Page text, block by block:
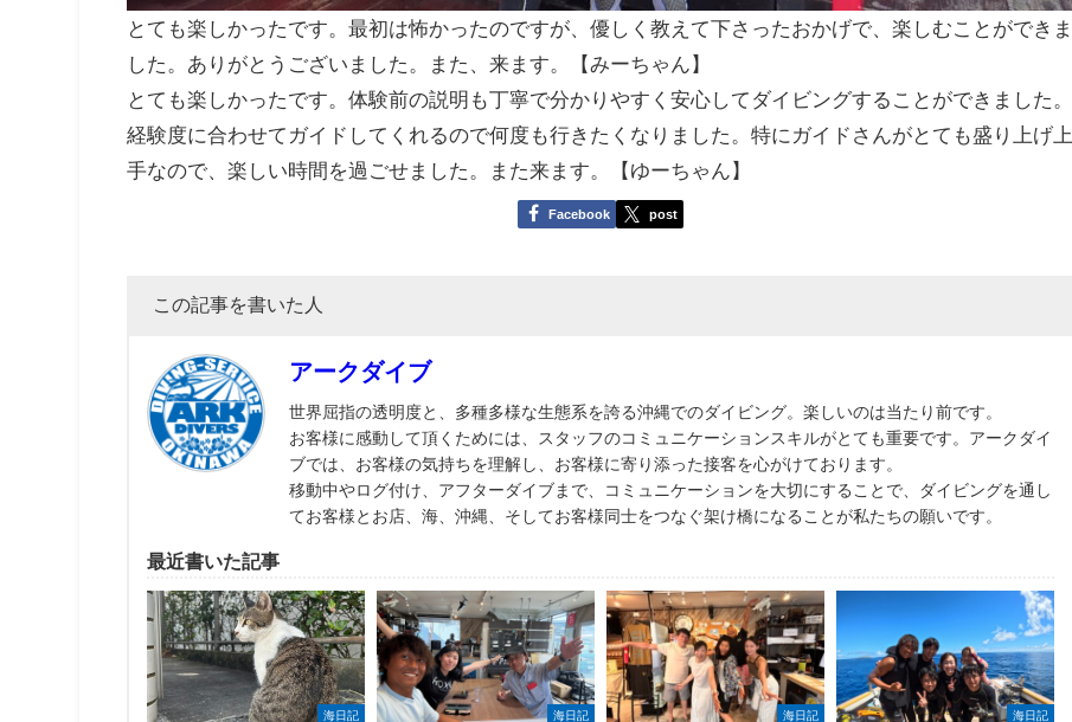
とても楽しかったです。最初は怖かったのですが、優しく教えて下さったおかげで、楽しむことができま
した。ありがとうございました。また、来ます。【みーちゃん】
とても楽しかったです。体験前の説明も丁寧で分かりやすく安心してダイビングすることができました。
経験度に合わせてガイドしてくれるので何度も行きたくなりました。特にガイドさんがとても盛り上げ上
手なので、楽しい時間を過ごせました。また来ます。【ゆーちゃん】
Facebook post
この記事を書いた人
アークダイブ
世界屈指の透明度と、多種多様な生態系を誇る沖縄でのダイビング。楽しいのは当たり前です。
お客様に感動して頂くためには、スタッフのコミュニケーションスキルがとても重要です。アークダイ
ブでは、お客様の気持ちを理解し、お客様に寄り添った接客を心がけております。
移動中やログ付け、アフターダイブまで、コミュニケーションを大切にすることで、ダイビングを通し
てお客様とお店、海、沖縄、そしてお客様同士をつなぐ架け橋になることが私たちの願いです。
最近書いた記事
海日記 海日記 海日記 海日記